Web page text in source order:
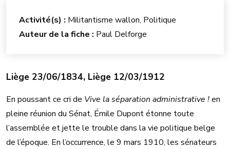
Liège 23/06/1834, Liège 12/03/1912
En poussant ce cri de Vive la séparation administrative !en
pleine réunion du Sénat, Émile Dupont étonne toute
l’assemblée et jette le trouble dans la vie politique belge
de l’époque. En l’occurrence, le 9 mars 1910, les sénateurs
Activité(s) : Militantisme wallon, Politique
Auteur de la fiche : Paul Delforge